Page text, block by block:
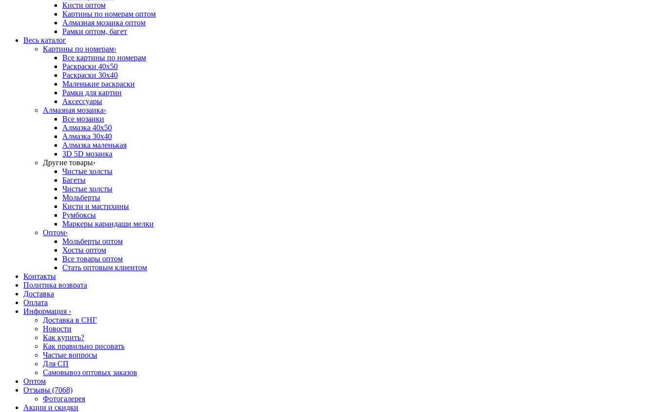
Кисти оптом
Картины по номерам оптом
Алмазная мозаика оптом
Рамки оптом, багет
Весь каталог
Картины по номерам›
Все картины по номерам
Раскраски 40х50
Раскраски 30х40
Маленькие раскраски
Рамки для картин
Аксессуары
Алмазная мозаика›
Все мозаики
Алмазка 40х50
Алмазка 30х40
Алмазка маленькая
3D 5D мозаика
Другие товары›
Чистые холсты
Багеты
Чистые холсты
Мольберты
Кисти и мастихины
Румбоксы
Маркеры карандаши мелки
Оптом›
Мольберты оптом
Хосты оптом
Все товары оптом
Стать оптовым клиентом
Контакты
Политика возврата
Доставка
Оплата
Информация ›
Доставка в СНГ
Новости
Как купить?
Как правильно рисовать
Частые вопросы
Для СП
Самовывоз оптовых заказов
Оптом
Отзывы (7068)
Фотогалерея
Акции и скидки